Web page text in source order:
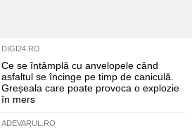
DIGI24.RO
Ce se întâmplă cu anvelopele când
asfaltul se încinge pe timp de caniculă.
Greșeala care poate provoca o explozie
în mers
ADEVARUL.RO